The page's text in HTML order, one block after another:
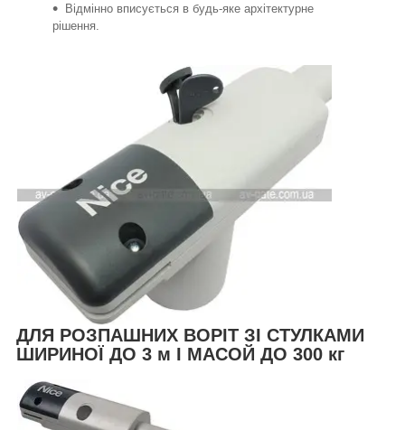
Відмінно вписується в будь-яке архітектурне
рішення.
ДЛЯ РОЗПАШНИХ ВОРІТ ЗІ СТУЛКАМИ
ШИРИНОЇ ДО 3 м І МАСОЙ ДО 300 кг